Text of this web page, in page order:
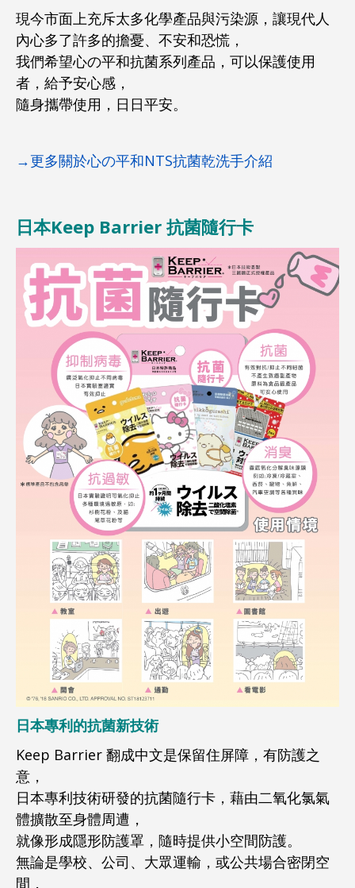
現今市面上充斥太多化學產品與污染源，讓現代人
內心多了許多的擔憂、不安和恐慌，
我們希望心の平和抗菌系列產品，可以保護使用
者，給予安心感，
隨身攜帶使用，日日平安。
→更多關於心の平和NTS抗菌乾洗手介紹
日本Keep Barrier 抗菌隨行卡
日本專利的抗菌新技術
Keep Barrier 翻成中文是保留住屏障，有防護之
意，
日本專利技術研發的抗菌隨行卡， 藉由二氧化氯氣
體擴散至身體周遭，
就像形成隱形防護罩，隨時提供小空間防護。
無論是學校、公司、大眾運輸，或公共場合密閉空
間，